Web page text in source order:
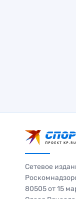
Сетевое
80505 от 15